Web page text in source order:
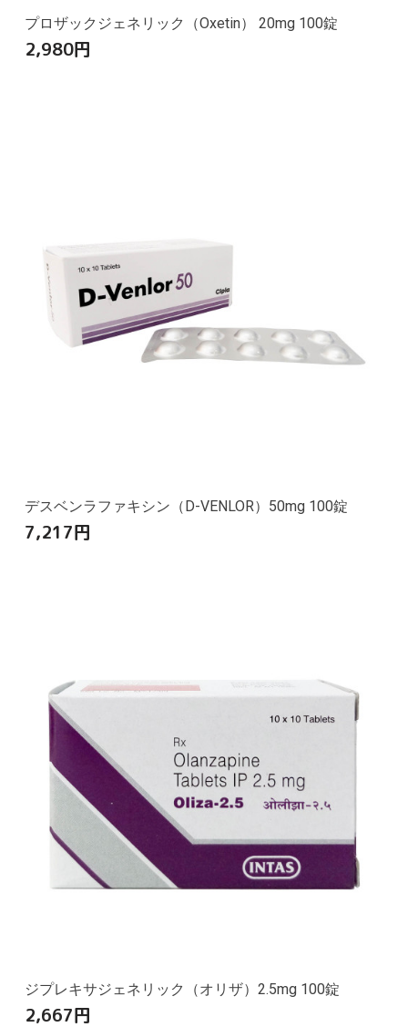
プロザックジェネリック（Oxetin） 20mg 100錠
2,980円
デスベンラファキシン（D-VENLOR）50mg 100錠
7,217円
ジプレキサジェネリック（オリザ）2.5mg 100錠
2,667円